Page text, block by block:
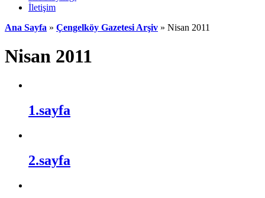
İletişim
Ana Sayfa » Çengelköy Gazetesi Arşiv » Nisan 2011
Nisan 2011
1.sayfa
2.sayfa